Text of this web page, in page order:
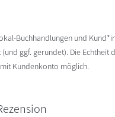
Buchhandlungen und
ggf. gerundet). Die
Kundenkonto möglich.